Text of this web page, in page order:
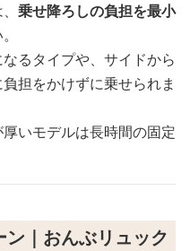
乗せ降ろしの負担を最小
るタイプや、サイドから
担をかけずに乗せられま
いモデルは長時間の固定
｜おんぶリュック